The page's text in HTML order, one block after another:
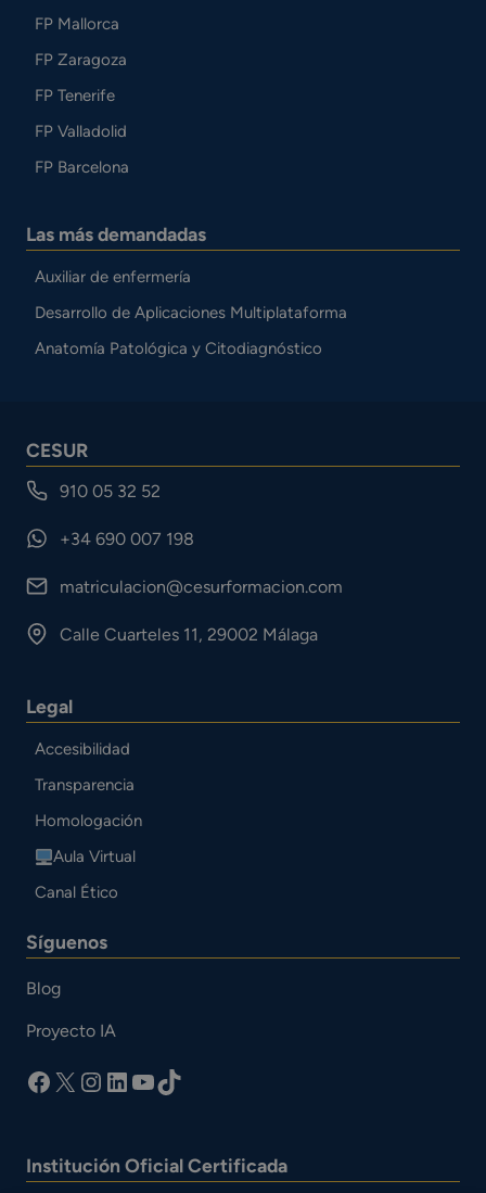
FP Mallorca
FP Zaragoza
FP Tenerife
FP Valladolid
FP Barcelona
Las más demandadas
Auxiliar de enfermería
Desarrollo de Aplicaciones Multiplataforma
Anatomía Patológica y Citodiagnóstico
CESUR
910 05 32 52
+34 690 007 198
matriculacion@cesurformacion.com
Calle Cuarteles 11, 29002 Málaga
Legal
Accesibilidad
Transparencia
Homologación
Aula Virtual
Canal Ético
Síguenos
Blog
Proyecto IA
facebook
X Instagram
LinkedIn
YouTube
TikTok
Institución Oficial Certificada